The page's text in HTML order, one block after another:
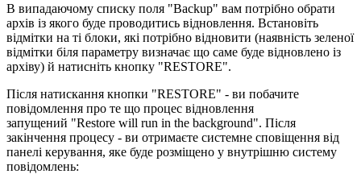
В випадаючому списку поля "Backup" вам потрібно обрати
архів із якого буде проводитись відновлення. Встановіть
відмітки на ті блоки, які потрібно відновити (наявність зеленої
відмітки біля параметру визначає що саме буде відновлено із
архіву) й натисніть кнопку "RESTORE".
Після натискання кнопки "RESTORE" - ви побачите
повідомлення про те що процес відновлення
запущений "Restore will run in the background". Після
закінчення процесу - ви отримаєте системне сповіщення від
панелі керування, яке буде розміщено у внутрішню систему
повідомлень: